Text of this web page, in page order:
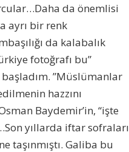
da önemlisi
ayrı bir renk
da kalabalık
fotoğrafı bu”
”Müslümanlar
hazzını
Baydemir’in, “işte
yıllarda iftar sofraları
taşınmıştı. Galiba bu